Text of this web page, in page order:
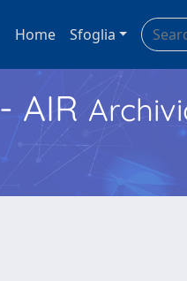
Home Sfoglia
- AIR